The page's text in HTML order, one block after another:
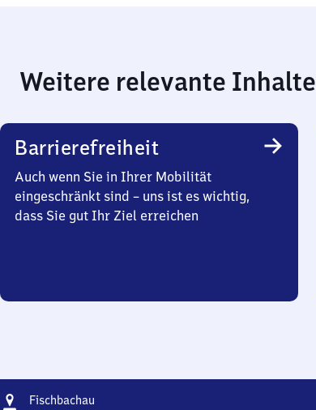
Weitere relevante Inhalte
Barrierefreiheit
Auch wenn Sie in Ihrer Mobilität
eingeschränkt sind – uns ist es wichtig,
dass Sie gut Ihr Ziel erreichen
Adresse
Fischbachau